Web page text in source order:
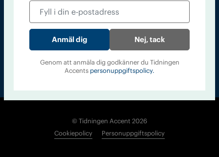
Accent
© Tidningen Accent 2026
Cookiepolicy
Personuppgiftspolicy
Nej, tack
Genom att anmäla dig godkänner du Tidningen
Accents personuppgiftspolicy.